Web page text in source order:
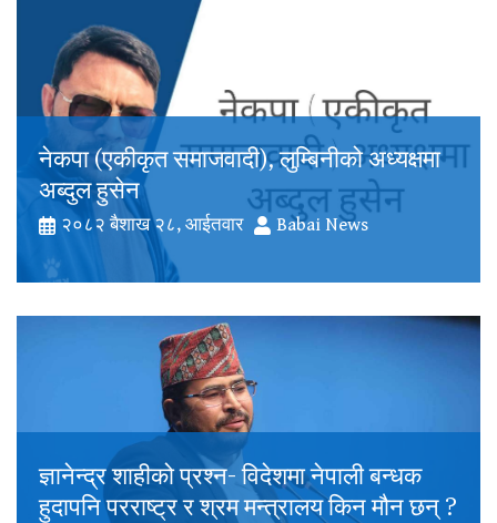
नेकपा (एकीकृत समाजवादी), लुम्बिनीको अध्यक्षमा
अब्दुल हुसेन
२०८२ बैशाख २८, आईतवार Babai News
ज्ञानेन्द्र शाहीको प्रश्न- विदेशमा नेपाली बन्धक
हुदापनि परराष्ट्र र श्रम मन्त्रालय किन मौन छन् ?